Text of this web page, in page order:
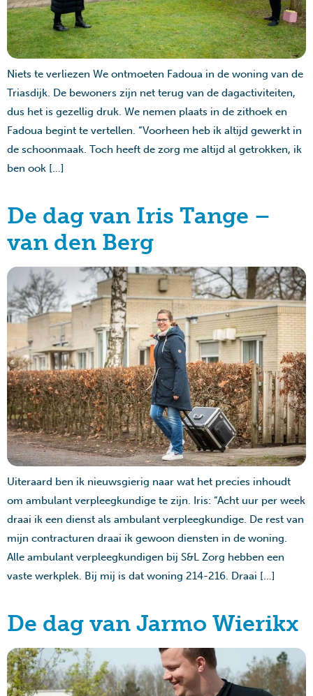
Niets te verliezen We ontmoeten Fadoua in de woning van de
Triasdijk. De bewoners zijn net terug van de dagactiviteiten,
dus het is gezellig druk. We nemen plaats in de zithoek en
Fadoua begint te vertellen. “Voorheen heb ik altijd gewerkt in
de schoonmaak. Toch heeft de zorg me altijd al getrokken, ik
ben ook […]
De dag van Iris Tange –
van den Berg
Uiteraard ben ik nieuwsgierig naar wat het precies inhoudt
om ambulant verpleegkundige te zijn. Iris: “Acht uur per week
draai ik een dienst als ambulant verpleegkundige. De rest van
mijn contracturen draai ik gewoon diensten in de woning.
Alle ambulant verpleegkundigen bij S&L Zorg hebben een
vaste werkplek. Bij mij is dat woning 214-216. Draai […]
De dag van Jarmo Wierikx